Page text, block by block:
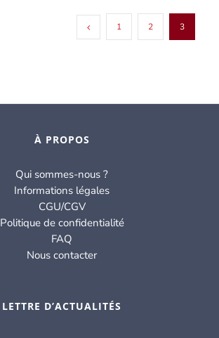
1 2 3
À PROPOS
Qui sommes-nous ?
Informations légales
CGU/CGV
Politique de confidentialité
FAQ
Nous contacter
LETTRE D’ACTUALITÉS